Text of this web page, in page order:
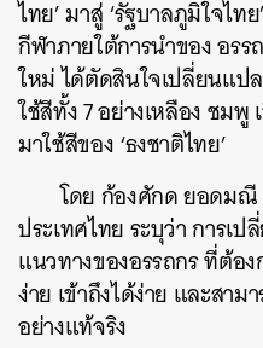
ไทย’ มาสู่ ‘รัฐบาลภูมิใจไท
กีฬาภายใต้การนำของ อร
ใหม่ ได้ตัดสินใจเปลี่ยนแป
ใช้สีทั้ง 7 อย่างเหลือง ชมพู
มาใช้สีของ ‘ธงชาติไทย’
โดย ก้องศักด ยอดมณี
ประเทศไทย ระบุว่า การเ
แนวทางของอรรถกร ที่ต้อ
ง่าย เข้าถึงได้ง่าย และสา
อย่างแท้จริง